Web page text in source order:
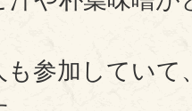
も参加してい